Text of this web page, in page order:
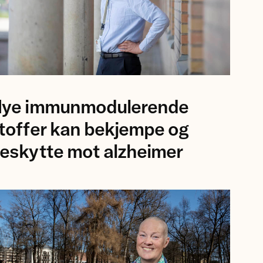
immunmodulerende
kan bekjempe og
mot alzheimer